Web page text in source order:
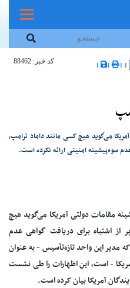
|
|
|
|
کد خبر: 88462
می‌گوید هیچ کسی مانند داماد ترامپ،
سوءپیشینه امنیتی ارائه نکرده است.
مقامات دولتی آمریکا می‌گوید هیچ
از اشتباه برای دریافت گواهی عدم
مدیر این واحد تازه‌تأسیس - به عنوان
- است، این اظهارات را طی نشست
آمریکا بیان کرده است.